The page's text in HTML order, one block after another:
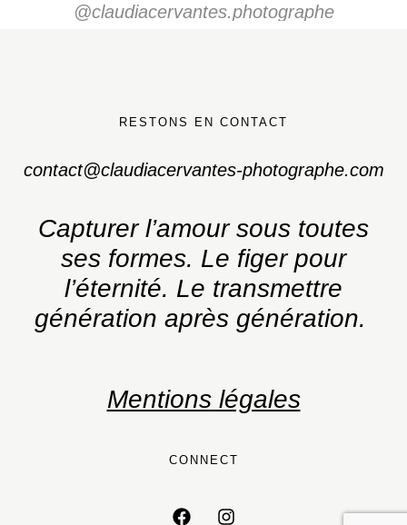
@claudiacervantes.photographe
RESTONS EN CONTACT
contact@claudiacervantes-photographe.com
Capturer l’amour sous toutes
ses formes. Le figer pour
l’éternité. Le transmettre
génération après génération.
Mentions légales
CONNECT